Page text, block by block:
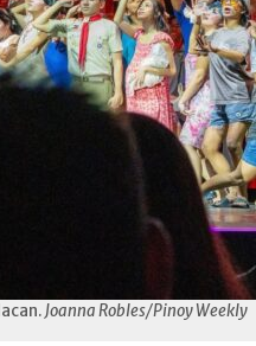
Joanna Robles/Pinoy Weekly